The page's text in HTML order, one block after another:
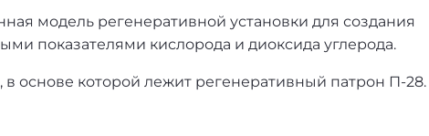
модель регенеративной установки для создания
показателями кислорода и диоксида углерода.
основе которой лежит регенеративный патрон П-28.